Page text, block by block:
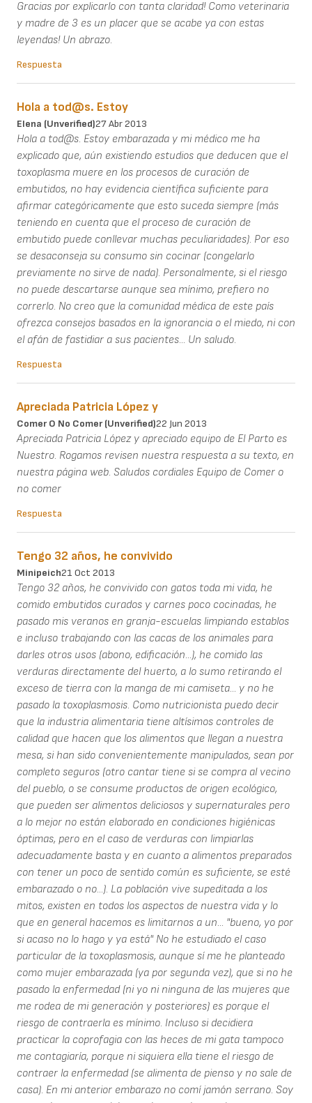
Gracias por explicarlo con tanta claridad! Como veterinaria
y madre de 3 es un placer que se acabe ya con estas
leyendas! Un abrazo.
Respuesta
Hola a tod@s. Estoy
Elena (unverified)27 Abr 2013
Hola a tod@s. Estoy embarazada y mi médico me ha
explicado que, aún existiendo estudios que deducen que el
toxoplasma muere en los procesos de curación de
embutidos, no hay evidencia científica suficiente para
afirmar categóricamente que esto suceda siempre (más
teniendo en cuenta que el proceso de curación de
embutido puede conllevar muchas peculiaridades). Por eso
se desaconseja su consumo sin cocinar (congelarlo
previamente no sirve de nada). Personalmente, si el riesgo
no puede descartarse aunque sea mínimo, prefiero no
correrlo. No creo que la comunidad médica de este país
ofrezca consejos basados en la ignorancia o el miedo, ni con
el afán de fastidiar a sus pacientes... Un saludo.
Respuesta
Apreciada Patricia López y
Comer O No Comer (unverified)22 Jun 2013
Apreciada Patricia López y apreciado equipo de El Parto es
Nuestro. Rogamos revisen nuestra respuesta a su texto, en
nuestra página web. Saludos cordiales Equipo de Comer o
no comer
Respuesta
Tengo 32 años, he convivido
Minipeich21 Oct 2013
Tengo 32 años, he convivido con gatos toda mi vida, he
comido embutidos curados y carnes poco cocinadas, he
pasado mis veranos en granja-escuelas limpiando establos
e incluso trabajando con las cacas de los animales para
darles otros usos (abono, edificación...), he comido las
verduras directamente del huerto, a lo sumo retirando el
exceso de tierra con la manga de mi camiseta... y no he
pasado la toxoplasmosis. Como nutricionista puedo decir
que la industria alimentaria tiene altísimos controles de
calidad que hacen que los alimentos que llegan a nuestra
mesa, si han sido convenientemente manipulados, sean por
completo seguros (otro cantar tiene si se compra al vecino
del pueblo, o se consume productos de origen ecológico,
que pueden ser alimentos deliciosos y supernaturales pero
a lo mejor no están elaborado en condiciones higiénicas
óptimas, pero en el caso de verduras con limpiarlas
adecuadamente basta y en cuanto a alimentos preparados
con tener un poco de sentido común es suficiente, se esté
embarazado o no...). La población vive supeditada a los
mitos, existen en todos los aspectos de nuestra vida y lo
que en general hacemos es limitarnos a un... "bueno, yo por
si acaso no lo hago y ya está" No he estudiado el caso
particular de la toxoplasmosis, aunque sí me he planteado
como mujer embarazada (ya por segunda vez), que si no he
pasado la enfermedad (ni yo ni ninguna de las mujeres que
me rodea de mi generación y posteriores) es porque el
riesgo de contraerla es mínimo. Incluso si decidiera
practicar la coprofagia con las heces de mi gata tampoco
me contagiaría, porque ni siquiera ella tiene el riesgo de
contraer la enfermedad (se alimenta de pienso y no sale de
casa). En mi anterior embarazo no comí jamón serrano. Soy